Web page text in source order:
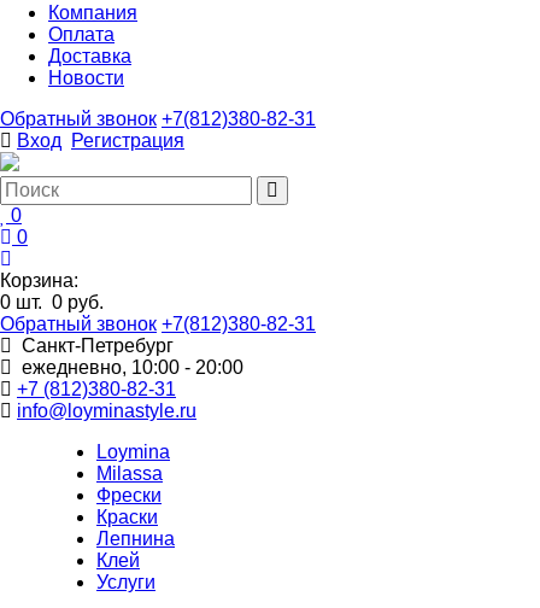
Компания
Оплата
Доставка
Новости
Обратный звонок +7(812)380-82-31
Вход
Регистрация
0
0
Корзина:
0 шт. 0 руб.
Обратный звонок +7(812)380-82-31
Санкт-Петребург
ежедневно, 10:00 - 20:00
+7 (812)380-82-31
info@loyminastyle.ru
Loymina
Milassa
Фрески
Краски
Лепнина
Клей
Услуги